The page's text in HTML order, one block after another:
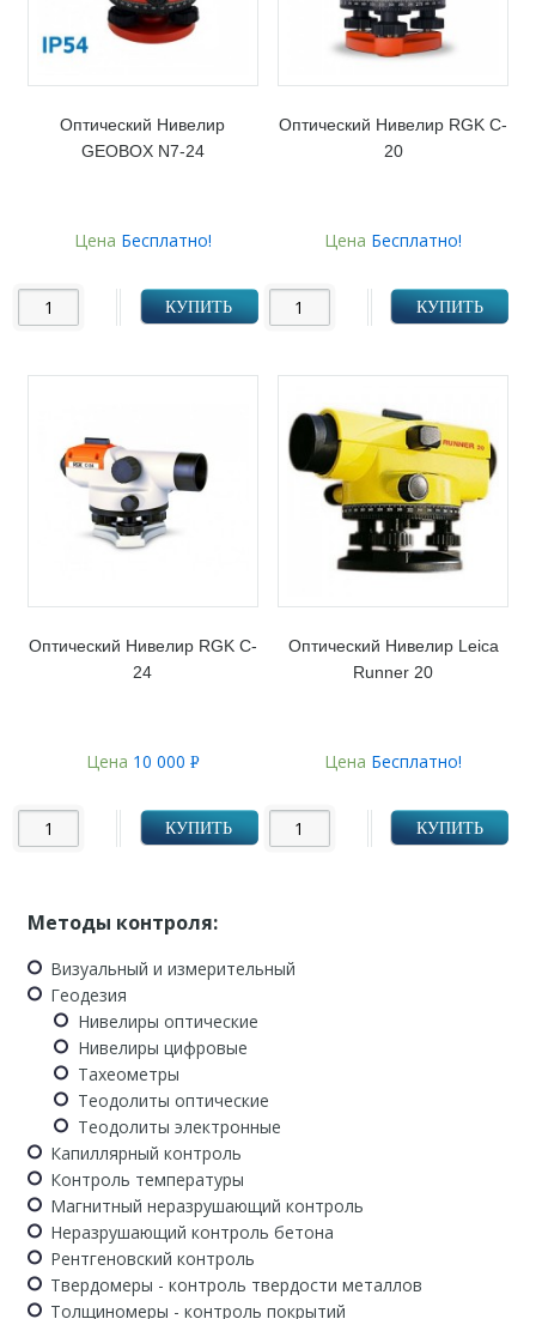
Оптический Нивелир
GEOBOX N7-24
Цена Бесплатно!
КУПИТЬ
Оптический Нивелир RGK C-
20
Цена Бесплатно!
КУПИТЬ
Оптический Нивелир RGK C-
24
Цена 10 000 Р
КУПИТЬ
Оптический Нивелир Leica
Runner 20
Цена Бесплатно!
КУПИТЬ
Методы контроля:
Визуальный и измерительный
Геодезия
Нивелиры оптические
Нивелиры цифровые
Тахеометры
Теодолиты оптические
Теодолиты электронные
Капиллярный контроль
Контроль температуры
Магнитный неразрушающий контроль
Неразрушающий контроль бетона
Рентгеновский контроль
Твердомеры - контроль твердости металлов
Толщиномеры - контроль покрытий